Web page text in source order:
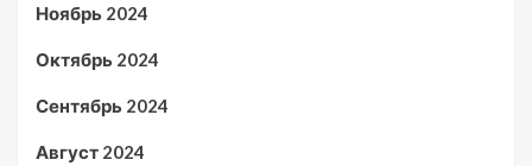
Ноябрь 2024
Октябрь 2024
Сентябрь 2024
Август 2024